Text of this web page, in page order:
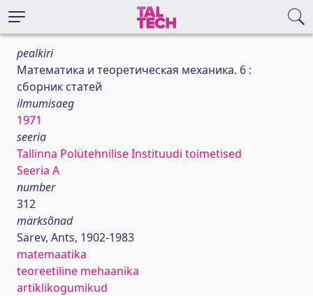
pealkiri
Математика и теоретическая механика. 6 :
сборник статей
ilmumisaeg
1971
seeria
Tallinna Polütehnilise Instituudi toimetised
Seeria A
number
312
märksõnad
Särev, Ants, 1902-1983
matemaatika
teoreetiline mehaanika
artiklikogumikud